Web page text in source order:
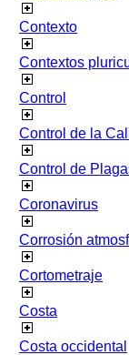
Contexto
Contextos
Control
Control de la
Control de
Coronavirus
Corrosión
Cortometraje
Costa
Costa occidental